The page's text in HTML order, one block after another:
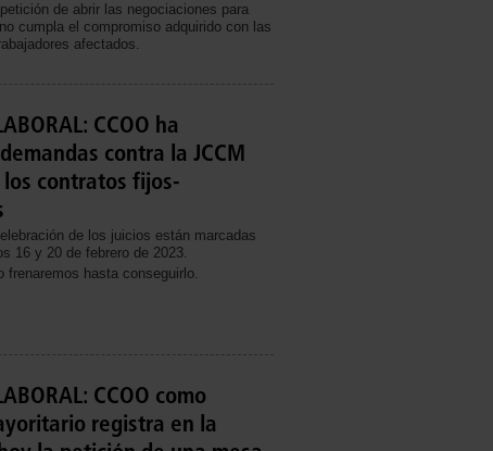
de abrir las negociaciones para
cumpla el compromiso adquirido con las
afectados.
CCOO ha
contra la JCCM
contratos fijos-
de los juicios están marcadas
16 y 20 de febrero de 2023.
frenaremos hasta conseguirlo.
CCOO como
registra en la